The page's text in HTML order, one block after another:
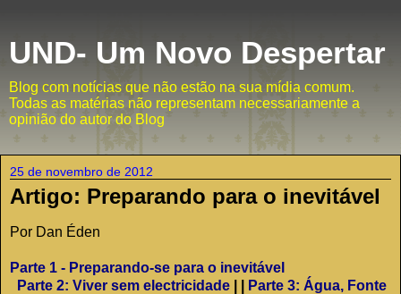
UND- Um Novo Despertar
Blog com notícias que não estão na sua mídia comum.
Todas as matérias não representam necessariamente a
opinião do autor do Blog
25 de novembro de 2012
Artigo: Preparando para o inevitável
Por Dan Éden
Parte 1 - Preparando-se para o inevitável
Parte 2: Viver sem electricidade
Parte 3: Água, Fonte